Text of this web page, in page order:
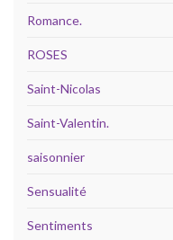
Romance.
ROSES
Saint-Nicolas
Saint-Valentin.
saisonnier
Sensualité
Sentiments